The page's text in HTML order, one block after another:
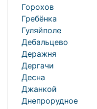
Горохов
Гребёнка
Гуляйполе
Дебальцево
Деражня
Дергачи
Десна
Джанкой
Днепрорудное